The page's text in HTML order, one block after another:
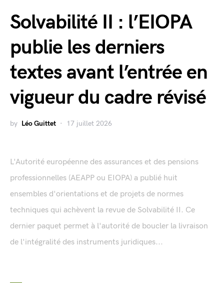
Solvabilité II : l’EIOPA
publie les derniers
textes avant l’entrée en
vigueur du cadre révisé
by Léo Guittet 17 juillet 2026
L'Autorité européenne des assurances et des pensions
professionnelles (AEAPP ou EIOPA) a publié huit
ensembles d'orientations et de projets de normes
techniques qui achèvent la revue de Solvabilité II. Ce
dernier paquet permet à l'autorité de boucler la livraison
de l'intégralité des instruments juridiques...